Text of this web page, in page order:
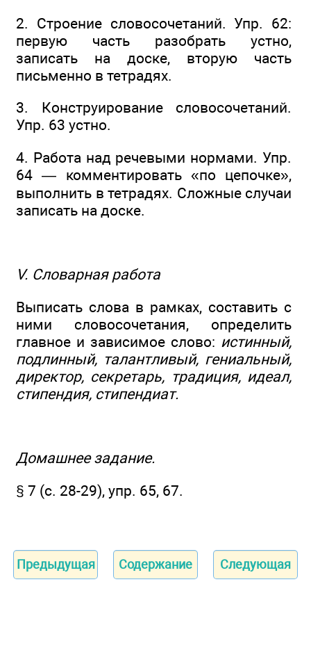
2. Строение словосочетаний. Упр. 62:
первую часть разобрать устно,
записать на доске, вторую часть
письменно в тетрадях.
3. Конструирование словосочетаний.
Упр. 63 устно.
4. Работа над речевыми нормами. Упр.
64 — комментировать «по цепочке»,
выполнить в тетрадях. Сложные случаи
записать на доске.
V. Словарная работа
Выписать слова в рамках, составить с
ними словосочетания, определить
главное и зависимое слово: истинный,
подлинный, талантливый, гениальный,
директор, секретарь, традиция, идеал,
стипендия, стипендиат.
Домашнее задание.
§ 7 (с. 28-29), упр. 65, 67.
Предыдущая Содержание Следующая